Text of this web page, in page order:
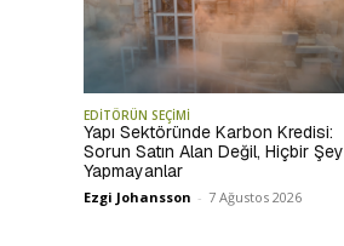
EDİTÖRÜN SEÇİMİ
Yapı Sektöründe Karbon Kredisi:
Sorun Satın Alan Değil, Hiçbir Şey
Yapmayanlar
Ezgi Johansson - 7 Ağustos 2026